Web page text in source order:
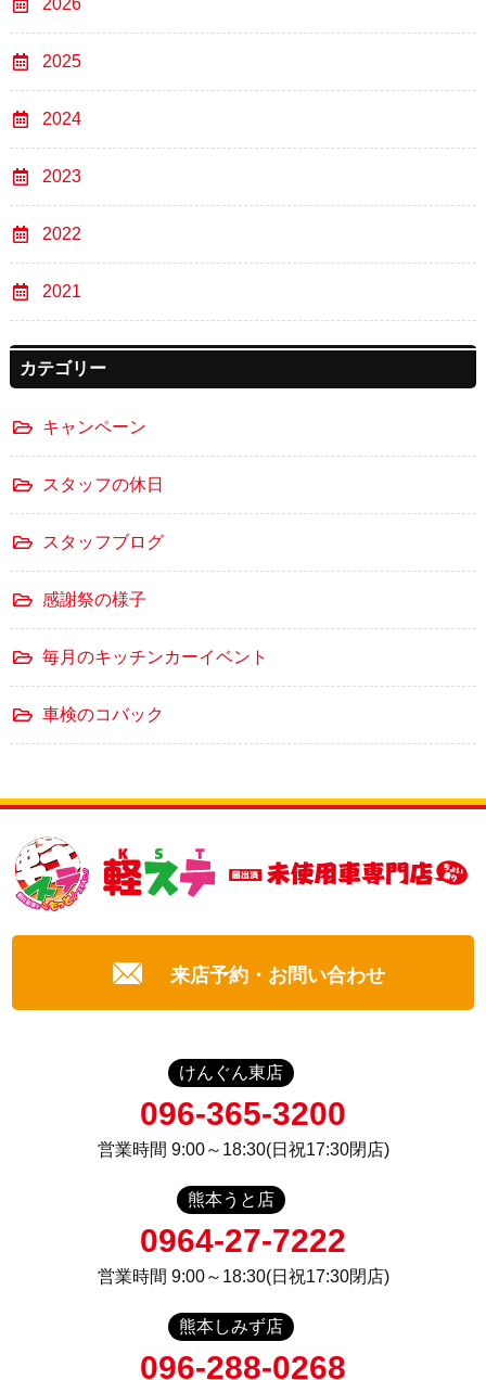
2025
2024
2023
2022
2021
カテゴリー
キャンペーン
スタッフの休日
スタッフブログ
感謝祭の様子
毎月のキッチンカーイベント
車検のコバック
来店予約・お問い合わせ
けんぐん東店
096-365-3200
営業時間 9:00～18:30(日祝17:30閉店)
熊本うと店
0964-27-7222
営業時間 9:00～18:30(日祝17:30閉店)
熊本しみず店
096-288-0268